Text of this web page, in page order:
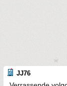
JJ76